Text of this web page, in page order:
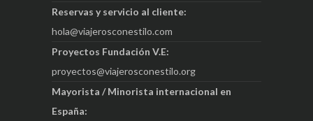
Reservas y servicio al cliente:
hola@viajerosconestilo.com
Proyectos Fundación V.E:
proyectos@viajerosconestilo.org
Mayorista / Minorista internacional en
España: